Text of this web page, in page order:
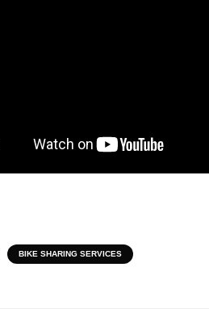
BIKE SHARING SERVICES